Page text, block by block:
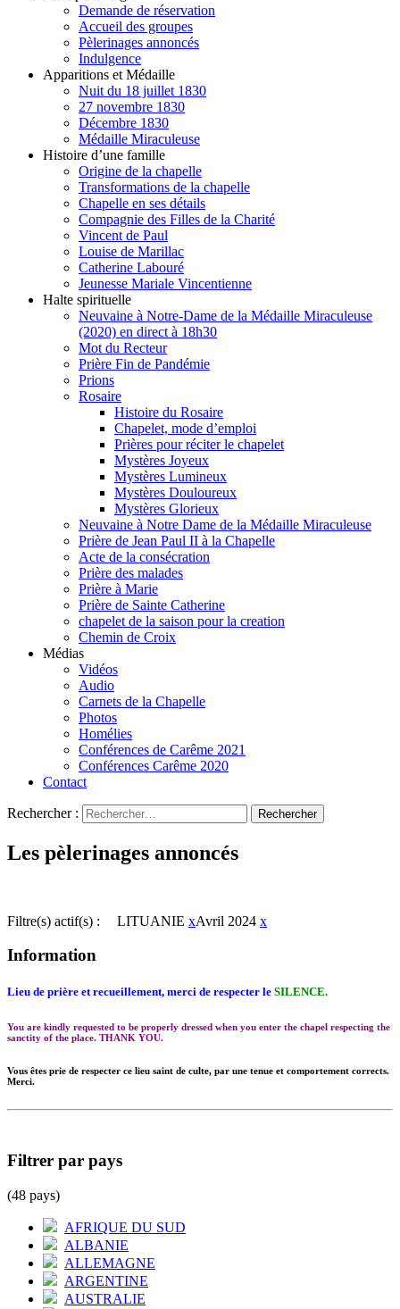
Demande de réservation
Accueil des groupes
Pèlerinages annoncés
Indulgence
Apparitions et Médaille
Nuit du 18 juillet 1830
27 novembre 1830
Décembre 1830
Médaille Miraculeuse
Histoire d’une famille
Origine de la chapelle
Transformations de la chapelle
Chapelle en ses détails
Compagnie des Filles de la Charité
Vincent de Paul
Louise de Marillac
Catherine Labouré
Jeunesse Mariale Vincentienne
Halte spirituelle
Neuvaine à Notre-Dame de la Médaille Miraculeuse
(2020) en direct à 18h30
Mot du Recteur
Prière Fin de Pandémie
Prions
Rosaire
Histoire du Rosaire
Chapelet, mode d’emploi
Prières pour réciter le chapelet
Mystères Joyeux
Mystères Lumineux
Mystères Douloureux
Mystères Glorieux
Neuvaine à Notre Dame de la Médaille Miraculeuse
Prière de Jean Paul II à la Chapelle
Acte de la consécration
Prière des malades
Prière à Marie
Prière de Sainte Catherine
chapelet de la saison pour la creation
Chemin de Croix
Médias
Vidéos
Audio
Carnets de la Chapelle
Photos
Homélies
Conférences de Carême 2021
Conférences Carême 2020
Contact
Rechercher :
Les pèlerinages annoncés
Filtre(s) actif(s) : LITUANIE xAvril 2024 x
Information
Lieu de prière et recueillement, merci de respecter le SILENCE.
You are kindly requested to be properly dressed when you enter the chapel respecting the
sanctity of the place. THANK YOU.
Vous êtes prie de respecter ce lieu saint de culte, par une tenue et comportement corrects.
Merci.
Filtrer par pays
(48 pays)
AFRIQUE DU SUD
ALBANIE
ALLEMAGNE
ARGENTINE
AUSTRALIE